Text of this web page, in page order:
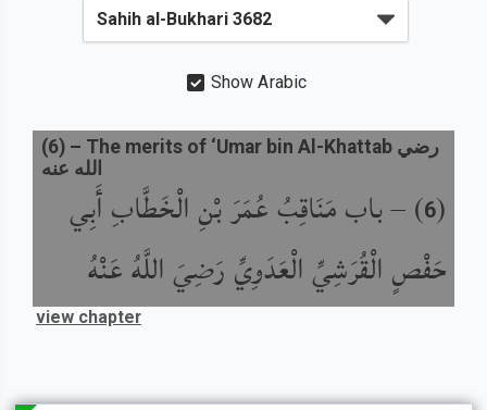
Show Arabic
(
6
) –باب مَنَاقِبُ عُمَرَ بْنِ الْخَطَّابِ أَبِي
حَفْصٍ الْقُرَشِيِّ الْعَدَوِيِّ رَضِيَ اللَّهُ عَنْهُ
(6) – The merits of ‘Umar bin Al-Khattab رضي
الله عنه
view chapter